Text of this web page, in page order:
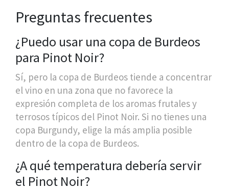
Preguntas frecuentes
¿Puedo usar una copa de Burdeos
para Pinot Noir?
Sí, pero la copa de Burdeos tiende a concentrar
el vino en una zona que no favorece la
expresión completa de los aromas frutales y
terrosos típicos del Pinot Noir. Si no tienes una
copa Burgundy, elige la más amplia posible
dentro de la copa de Burdeos.
¿A qué temperatura debería servir
el Pinot Noir?